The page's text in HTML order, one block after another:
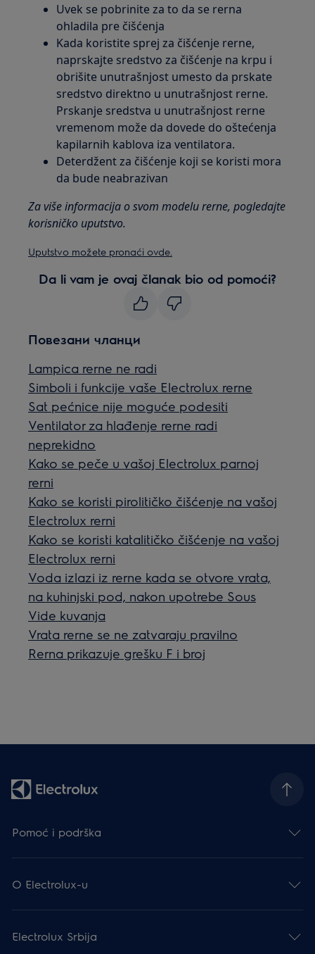
Uvek se pobrinite za to da se rerna
ohladila pre čišćenja
Kada koristite sprej za čišćenje rerne,
naprskajte sredstvo za čišćenje na krpu i
obrišite unutrašnjost umesto da prskate
sredstvo direktno u unutrašnjost rerne.
Prskanje sredstva u unutrašnjost rerne
vremenom može da dovede do oštećenja
kapilarnih kablova iza ventilatora.
Deterdžent za čišćenje koji se koristi mora
da bude neabrazivan
Za više informacija o svom modelu rerne, pogledajte
korisničko uputstvo.
Uputstvo možete pronaći ovde.
Da li vam je ovaj članak bio od pomoći?
Повезани чланци
Lampica rerne ne radi
Simboli i funkcije vaše Electrolux rerne
Sat pećnice nije moguće podesiti
Ventilator za hlađenje rerne radi
neprekidno
Kako se peče u vašoj Electrolux parnoj
rerni
Kako se koristi pirolitičko čišćenje na vašoj
Electrolux rerni
Kako se koristi katalitičko čišćenje na vašoj
Electrolux rerni
Voda izlazi iz rerne kada se otvore vrata,
na kuhinjski pod, nakon upotrebe Sous
Vide kuvanja
Vrata rerne se ne zatvaraju pravilno
Rerna prikazuje grešku F i broj
Pomoć i podrška
O Electrolux-u
Electrolux Srbija